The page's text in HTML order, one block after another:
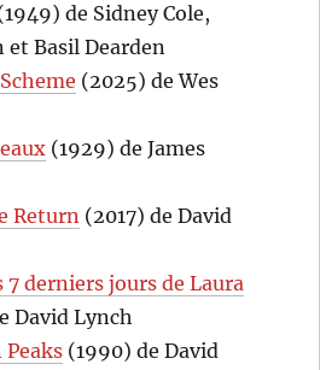
de Sidney Cole,
et Basil Dearden
(2025) de Wes
(1929) de James
Return (2017) de David
7 derniers jours de Laura
David Lynch
(1990) de David